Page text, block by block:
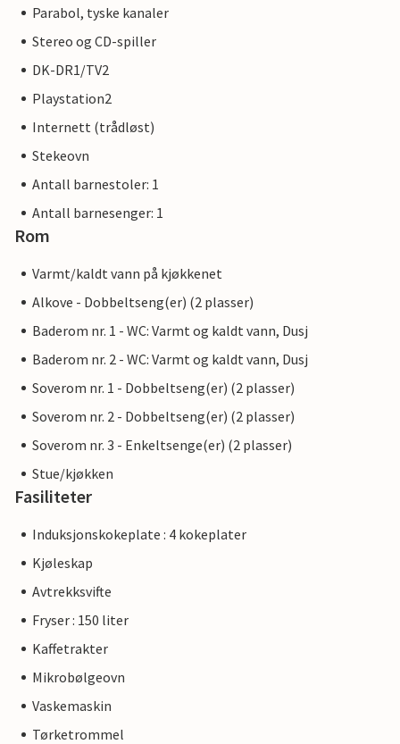
Parabol, tyske kanaler
Stereo og CD-spiller
DK-DR1/TV2
Playstation2
Internett (trådløst)
Stekeovn
Antall barnestoler: 1
Antall barnesenger: 1
Rom
Varmt/kaldt vann på kjøkkenet
Alkove - Dobbeltseng(er) (2 plasser)
Baderom nr. 1 - WC: Varmt og kaldt vann, Dusj
Baderom nr. 2 - WC: Varmt og kaldt vann, Dusj
Soverom nr. 1 - Dobbeltseng(er) (2 plasser)
Soverom nr. 2 - Dobbeltseng(er) (2 plasser)
Soverom nr. 3 - Enkeltsenge(er) (2 plasser)
Stue/kjøkken
Fasiliteter
Induksjonskokeplate : 4 kokeplater
Kjøleskap
Avtrekksvifte
Fryser : 150 liter
Kaffetrakter
Mikrobølgeovn
Vaskemaskin
Tørketrommel